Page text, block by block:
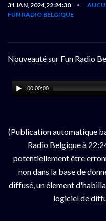
31 JAN, 2024,22:24:30 •
FUN RADIO BELGIQUE
Nouveauté sur Fun Radio
00:00:00
(Publication automatique
Radio Belgique à
potentiellement être
non dans la base de
diffusé, un élement
logiciel de